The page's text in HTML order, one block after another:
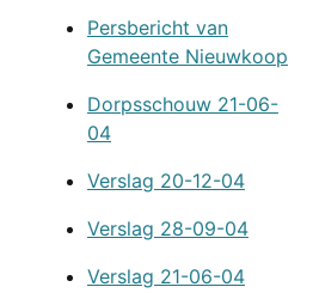
Persbericht van
Gemeente Nieuwkoop
Dorpsschouw 21-06-
04
Verslag 20-12-04
Verslag 28-09-04
Verslag 21-06-04